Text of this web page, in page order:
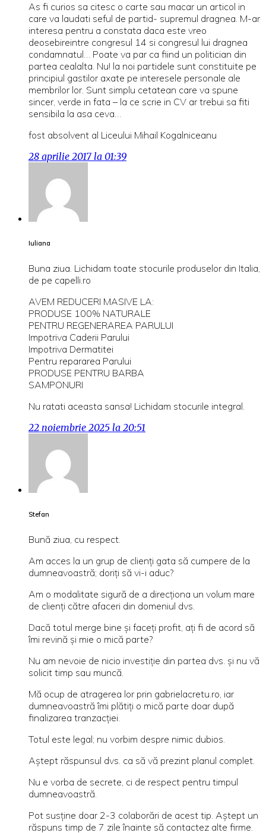
As fi curios sa citesc o carte sau macar un articol in
care va laudati seful de partid- supremul dragnea. M-ar
interesa pentru a constata daca este vreo
deosebireintre congresul 14 si congresul lui dragnea
condamnatul… Poate va par ca fiind un politician din
partea cealalta. Nu! la noi partidele sunt constituite pe
principiul gastilor axate pe interesele personale ale
membrilor lor. Sunt simplu cetatean care va spune
sincer, verde in fata – la ce scrie in CV ar trebui sa fiti
sensibila la asa ceva…
fost absolvent al Liceului Mihail Kogalniceanu
28 aprilie 2017 la 01:39
Iuliana
Buna ziua. Lichidam toate stocurile produselor din Italia,
de pe capelli.ro
AVEM REDUCERI MASIVE LA:
PRODUSE 100% NATURALE
PENTRU REGENERAREA PARULUI
Impotriva Caderii Parului
Impotriva Dermatitei
Pentru repararea Parului
PRODUSE PENTRU BARBA
SAMPONURI
Nu ratati aceasta sansa! Lichidam stocurile integral.
22 noiembrie 2025 la 20:51
Stefan
Bună ziua, cu respect.
Am acces la un grup de clienți gata să cumpere de la
dumneavoastră; doriți să vi-i aduc?
Am o modalitate sigură de a direcționa un volum mare
de clienți către afaceri din domeniul dvs.
Dacă totul merge bine și faceți profit, ați fi de acord să
îmi revină și mie o mică parte?
Nu am nevoie de nicio investiție din partea dvs. și nu vă
solicit timp sau muncă.
Mă ocup de atragerea lor prin gabrielacretu.ro, iar
dumneavoastră îmi plătiți o mică parte doar după
finalizarea tranzacției.
Totul este legal; nu vorbim despre nimic dubios.
Aștept răspunsul dvs. ca să vă prezint planul complet.
Nu e vorba de secrete, ci de respect pentru timpul
dumneavoastră.
Pot susține doar 2-3 colaborări de acest tip. Aștept un
răspuns timp de 7 zile înainte să contactez alte firme.